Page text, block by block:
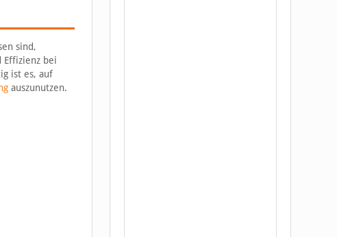
sind,
bei
ist es, auf
auszunutzen.